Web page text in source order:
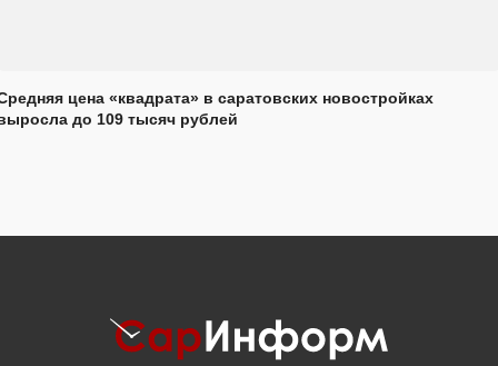
цена «квадрата» в саратовских новостройках
до 109 тысяч рублей